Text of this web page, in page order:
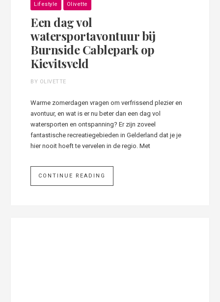
Lifestyle Olivette
Een dag vol
watersportavontuur bij
Burnside Cablepark op
Kievitsveld
BY OLIVETTE
Warme zomerdagen vragen om verfrissend plezier en
avontuur, en wat is er nu beter dan een dag vol
watersporten en ontspanning? Er zijn zoveel
fantastische recreatiegebieden in Gelderland dat je je
hier nooit hoeft te vervelen in de regio. Met
CONTINUE READING